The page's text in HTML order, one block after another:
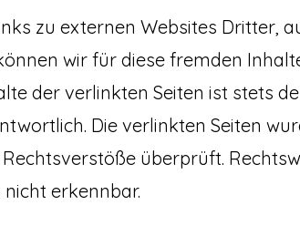
zu externen Websites Dritter,
wir für diese fremden
der verlinkten Seiten ist stets
Die verlinkten Seiten
überprüft.
erkennbar.